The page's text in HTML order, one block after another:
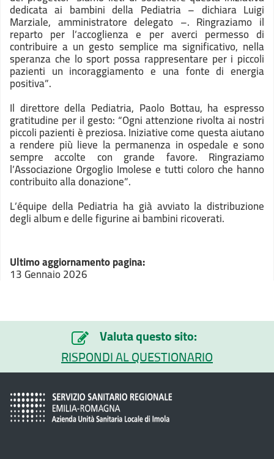
dedicata ai bambini della Pediatria – dichiara Luigi
Marziale, amministratore delegato –. Ringraziamo il
reparto per l’accoglienza e per averci permesso di
contribuire a un gesto semplice ma significativo, nella
speranza che lo sport possa rappresentare per i piccoli
pazienti un incoraggiamento e una fonte di energia
positiva”.
Il direttore della Pediatria, Paolo Bottau, ha espresso
gratitudine per il gesto: “Ogni attenzione rivolta ai nostri
piccoli pazienti è preziosa. Iniziative come questa aiutano
a rendere più lieve la permanenza in ospedale e sono
sempre accolte con grande favore. Ringraziamo
l’Associazione Orgoglio Imolese e tutti coloro che hanno
contribuito alla donazione”.
L’équipe della Pediatria ha già avviato la distribuzione
degli album e delle figurine ai bambini ricoverati.
Ultimo aggiornamento pagina:
13 Gennaio 2026
Valuta questo sito:
RISPONDI AL QUESTIONARIO